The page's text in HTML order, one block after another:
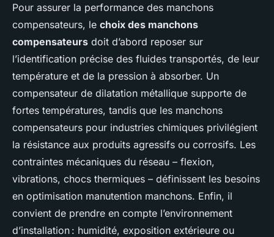
Pour assurer la performance des manchons
compensateurs, le choix des manchons
compensateurs doit d’abord reposer sur
l’identification précise des fluides transportés, de leur
température et de la pression à absorber. Un
compensateur de dilatation métallique supporte de
fortes températures, tandis que les manchons
compensateurs pour industries chimiques privilégient
la résistance aux produits agressifs ou corrosifs. Les
contraintes mécaniques du réseau – flexion,
vibrations, chocs thermiques – définissent les besoins
en optimisation manutention manchons. Enfin, il
convient de prendre en compte l’environnement
d’installation : humidité, exposition extérieure ou